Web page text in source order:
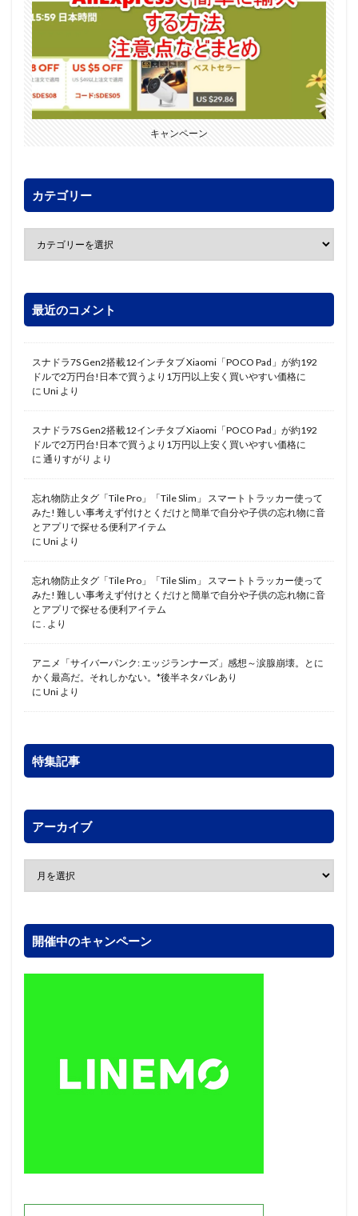
キャンペーン
カテゴリー
最近のコメント
スナドラ7S Gen2搭載12インチタブ Xiaomi「POCO Pad」が約192
ドルで2万円台!日本で買うより1万円以上安く買いやすい価格に
に Uni より
スナドラ7S Gen2搭載12インチタブ Xiaomi「POCO Pad」が約192
ドルで2万円台!日本で買うより1万円以上安く買いやすい価格に
に 通りすがり より
忘れ物防止タグ「Tile Pro」「Tile Slim」 スマートトラッカー使って
みた! 難しい事考えず付けとくだけと簡単で自分や子供の忘れ物に音
とアプリで探せる便利アイテム
に Uni より
忘れ物防止タグ「Tile Pro」「Tile Slim」 スマートトラッカー使って
みた! 難しい事考えず付けとくだけと簡単で自分や子供の忘れ物に音
とアプリで探せる便利アイテム
に
より
アニメ「サイバーパンク: エッジランナーズ」感想～涙腺崩壊。とに
かく最高だ。それしかない。*後半ネタバレあり
に Uni より
特集記事
アーカイブ
開催中のキャンペーン